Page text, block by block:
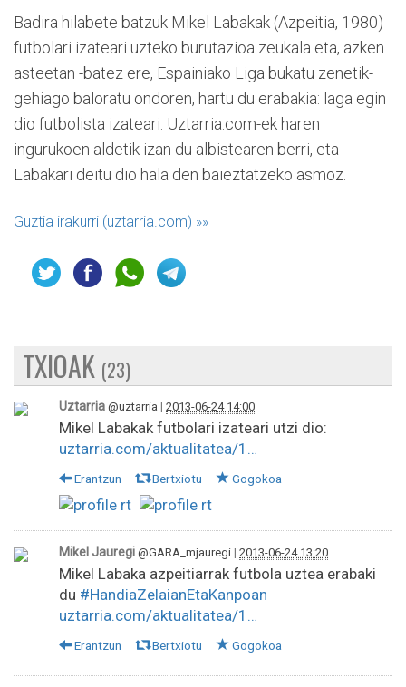
Badira hilabete batzuk Mikel Labakak (Azpeitia, 1980)
futbolari izateari uzteko burutazioa zeukala eta, azken
asteetan -batez ere, Espainiako Liga bukatu zenetik-
gehiago baloratu ondoren, hartu du erabakia: laga egin
dio futbolista izateari. Uztarria.com-ek haren
ingurukoen aldetik izan du albistearen berri, eta
Labakari deitu dio hala den baieztatzeko asmoz.
Guztia irakurri (uztarria.com) »»
TXIOAK (23)
Uztarria @uztarria | 2013-06-24 14:00
Mikel Labakak futbolari izateari utzi dio:
uztarria.com/aktualitatea/1…
Erantzun Bertxiotu Gogokoa
Mikel Jauregi @GARA_mjauregi | 2013-06-24 13:20
Mikel Labaka azpeitiarrak futbola uztea erabaki
du #HandiaZelaianEtaKanpoan
uztarria.com/aktualitatea/1…
Erantzun Bertxiotu Gogokoa